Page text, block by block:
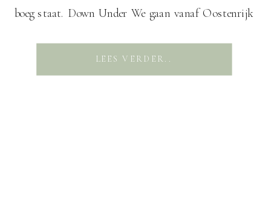
boeg staat. Down Under We gaan vanaf Oostenrijk
Vanaf München is het een lange zit in het vliegtuig
via Oman en […]
LEES VERDER..